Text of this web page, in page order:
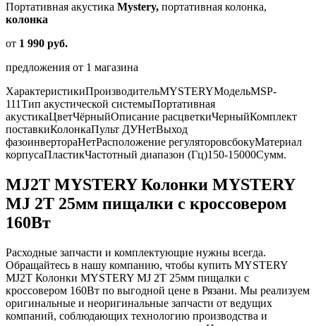
Портативная акустика Mystery, портативная колонка,
колонка
от 1 990 руб.
предложения от 1 магазина
ХарактеристикиПроизводительMYSTERYМодельMSP-
111Тип акустической системыПортативная
акустикаЦветЧёрныйОписание расцветкиЧерныйКомплект
поставкиКолонкаПульт ДУНетВыход
фазоинвертораНетРасположение регуляторовсбокуМатериал
корпусаПластикЧастотный диапазон (Гц)150-15000Сумм.
MJ2T MYSTERY Колонки MYSTERY
MJ 2Т 25мм пищалки с кроссовером
160Вт
Расходные запчасти и комплектующие нужны всегда.
Обращайтесь в нашу компанию, чтобы купить MYSTERY
MJ2T Колонки MYSTERY MJ 2Т 25мм пищалки с
кроссовером 160Вт по выгодной цене в Рязани. Мы реализуем
оригинальные и неоригинальные запчасти от ведущих
компаний, соблюдающих технологию производства и